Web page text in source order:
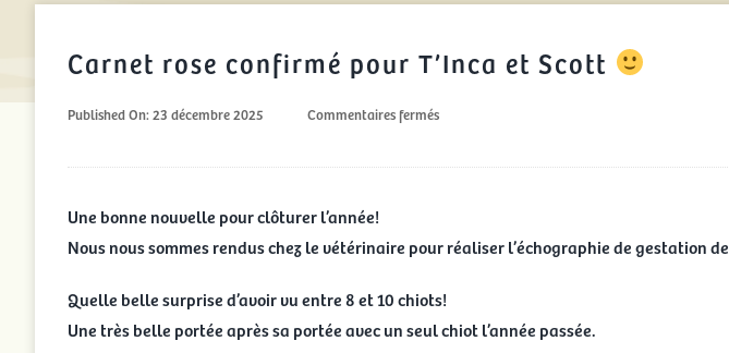
Carnet rose confirmé pour T’Inca et Scott
Published On: 23 décembre 2025 Commentaires ferméssur
confirmé
Scott
Une bonne nouvelle pour clôturer l’année!
Nous nous sommes rendus chez le vétérinaire pour réaliser l’échographie de gestation de
Quelle belle surprise d’avoir vu entre 8 et 10 chiots!
Une très belle portée après sa portée avec un seul chiot l’année passée.